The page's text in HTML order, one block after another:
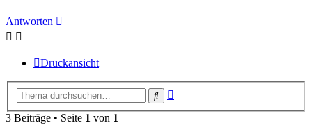
Antworten
Druckansicht
Suche
3 Beiträge • Seite 1 von 1